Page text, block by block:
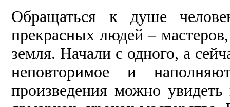
Обращаться к душе
прекрасных людей –
земля. Начали с одного, а
неповторимое и
произведения можно